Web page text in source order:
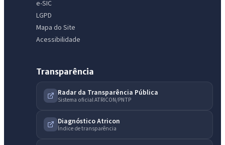
e-SIC
LGPD
Mapa do Site
Acessibilidade
Transparência
Radar da Transparência Pública
Sistema oficial ATRICON/PNTP
Diagnóstico Atricon
Índice de transparência